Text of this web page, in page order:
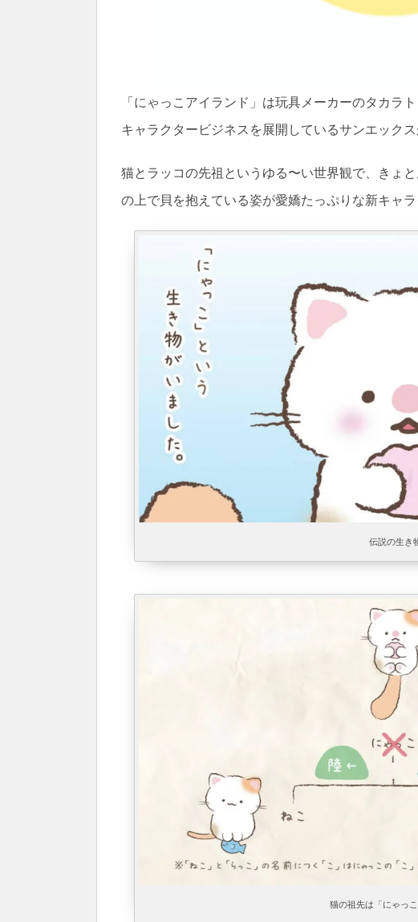
「にゃっこアイランド」は玩具メーカーのタカラ
キャラクタービジネスを展開しているサンエックス
猫とラッコの先祖というゆる〜い世界観で、きょ
の上で貝を抱えている姿が愛嬌たっぷりな新キャラ
伝説の生き
猫の祖先は「にゃっ